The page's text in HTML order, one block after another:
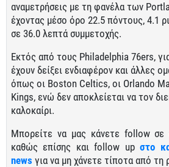
αναμετρήσεις με τη φανέλα των
έχοντας μέσο όρο 22.5 πόντους, 4.1
σε 36.0 λεπτά συμμετοχής.
Εκτός από τους Philadelphia 76ers,
έχουν δείξει ενδιαφέρον και άλλες
όπως οι Boston Celtics, οι Orlando
Kings, ενώ δεν αποκλείεται να τον
καλοκαίρι.
Μπορείτε να μας κάνετε follow σε
καθώς επίσης και follow upστο
news για να μη χάνετε τίποτα από